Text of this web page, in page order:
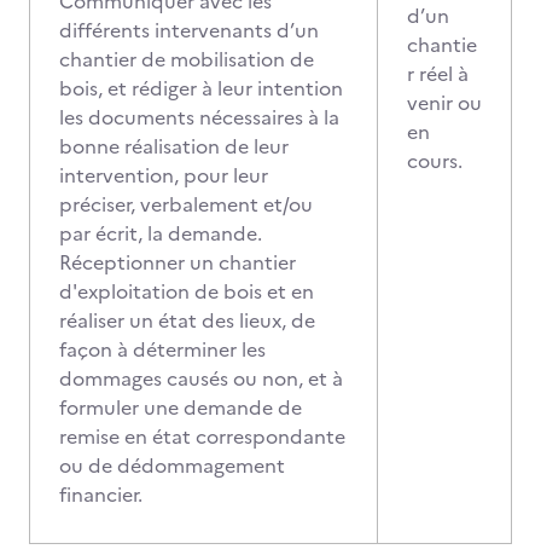
différents intervenants d’un
chantier de mobilisation de
bois, et rédiger à leur intention
les documents nécessaires à la
bonne réalisation de leur
intervention, pour leur
préciser, verbalement et/ou
par écrit, la demande.
Réceptionner un chantier
d'exploitation de bois et en
réaliser un état des lieux, de
façon à déterminer les
dommages causés ou non, et à
formuler une demande de
remise en état correspondante
ou de dédommagement
financier.
d’un
chantie
r réel à
venir ou
en
cours.